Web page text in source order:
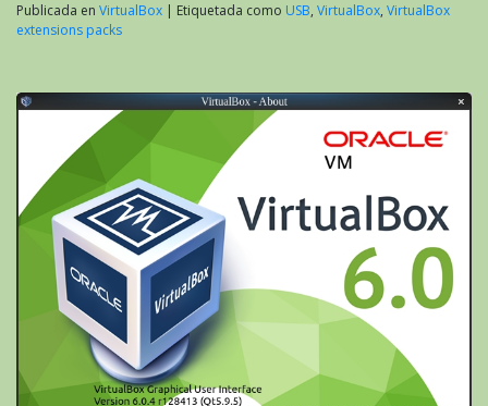
Publicada en VirtualBox | Etiquetada como USB, VirtualBox, VirtualBox
extensions packs